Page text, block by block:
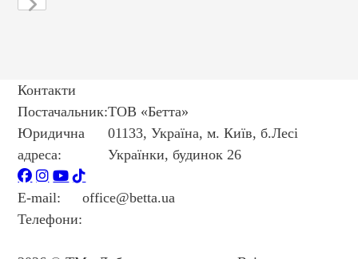
Контакти
Постачальник:ТОВ «Бетта»
Юридична
адреса:
01133, Україна, м. Київ, б.Лесі
Українки, будинок 26
E-mail:
office@betta.ua
Телефони: